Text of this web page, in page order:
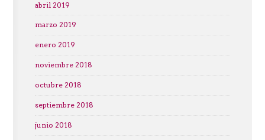
abril 2019
marzo 2019
enero 2019
noviembre 2018
octubre 2018
septiembre 2018
junio 2018